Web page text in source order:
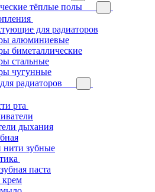
тёплые полы
для радиаторов
алюминиевые
биметаллические
стальные
чугунные
радиаторов
рта
дыхания
зубные
паста
крем